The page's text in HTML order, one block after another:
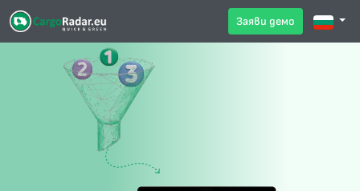
Заяви демо